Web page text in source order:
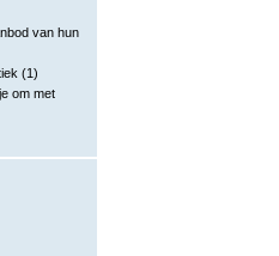
van hun
(1)
om met